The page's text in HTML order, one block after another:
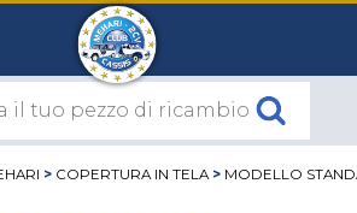
> COPERTURA IN TELA > MODELLO